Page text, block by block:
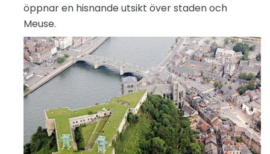
öppnar en hisnande utsikt över staden och
Meuse.